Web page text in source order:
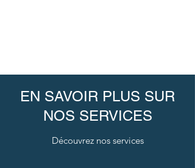
EN SAVOIR PLUS SUR
NOS SERVICES
Découvrez nos services